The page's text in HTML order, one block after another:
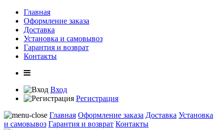
Главная
Оформление заказа
Доставка
Установка и самовывоз
Гарантия и возврат
Контакты
Вход
Регистрация
Главная Оформление заказа Доставка Установка
и самовывоз Гарантия и возврат Контакты